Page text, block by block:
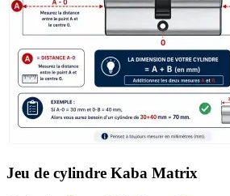
Jeu de cylindre Kaba Matrix